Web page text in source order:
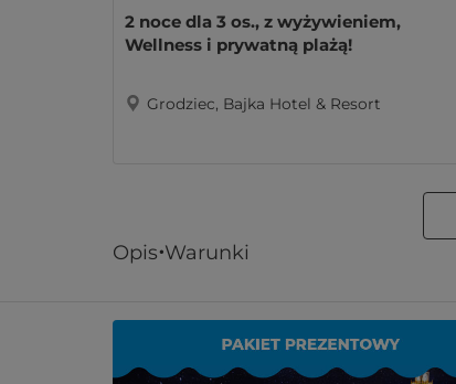
2 noce dla 3 os., z wyżywieniem,
Wellness i prywatną plażą!
Grodziec, Bajka Hotel & Resort
Opis Warunki